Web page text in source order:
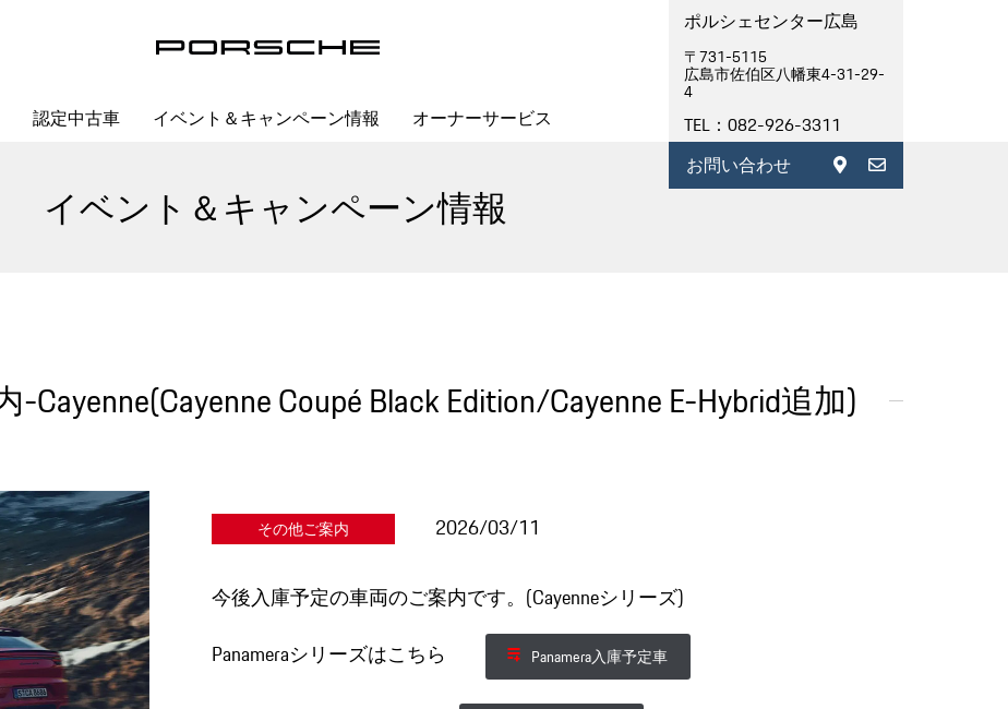
認定中古車 イベント＆キャンペーン情報 オーナーサービス
ポルシェセンター広島
〒731-5115
広島市佐伯区八幡東4-31-29-
4
TEL：082-926-3311
お問い合わせ
イベント＆キャンペーン情報
Coupé Black Edition/Cayenne E-Hybrid追加)
その他ご案内 2026/03/11
今後入庫予定の車両のご案内です。(Cayenneシリーズ)
Panameraシリーズはこちら
Panamera入庫予定車